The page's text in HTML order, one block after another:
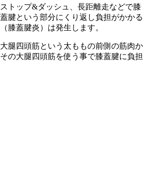
トップ&ダッシュ、長距離走などで膝
腱という部分にくり返し負担がかかる
膝蓋腱炎）は発生します。
腿四頭筋という太ももの前側の筋肉か
の大腿四頭筋を使う事で膝蓋腱に負担